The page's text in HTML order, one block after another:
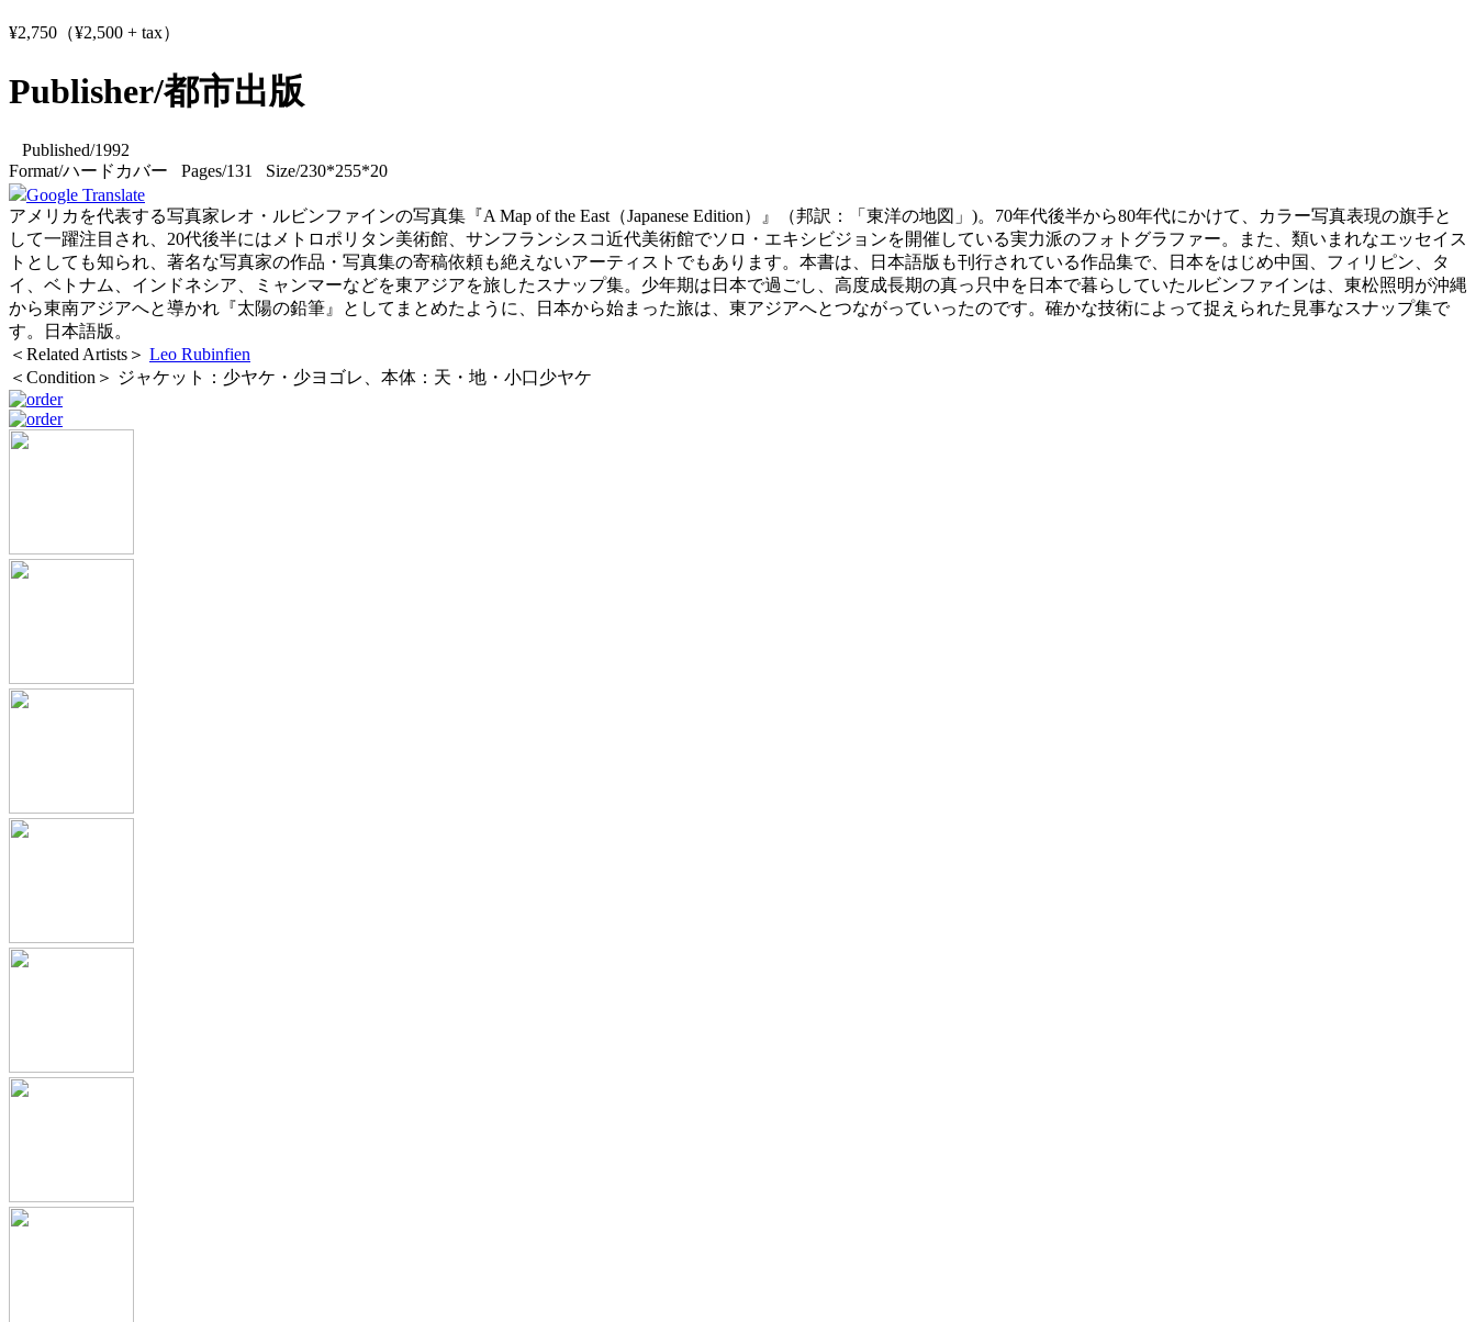
¥2,750（¥2,500 + tax）
Publisher/都市出版
Published/1992
Format/ハードカバー Pages/131 Size/230*255*20
Google Translate
アメリカを代表する写真家レオ・ルビンファインの写真集『A Map of the East（Japanese Edition）』（邦訳：「東洋の地図」)。70年代後半から80年代にかけて、カラー写真表現の旗手と
して一躍注目され、20代後半にはメトロポリタン美術館、サンフランシスコ近代美術館でソロ・エキシビジョンを開催している実力派のフォトグラファー。また、類いまれなエッセイス
トとしても知られ、著名な写真家の作品・写真集の寄稿依頼も絶えないアーティストでもあります。本書は、日本語版も刊行されている作品集で、日本をはじめ中国、フィリピン、タ
イ、ベトナム、インドネシア、ミャンマーなどを東アジアを旅したスナップ集。少年期は日本で過ごし、高度成長期の真っ只中を日本で暮らしていたルビンファインは、東松照明が沖縄
から東南アジアへと導かれ『太陽の鉛筆』としてまとめたように、日本から始まった旅は、東アジアへとつながっていったのです。確かな技術によって捉えられた見事なスナップ集で
す。日本語版。
＜Related Artists＞ Leo Rubinfien
＜Condition＞ ジャケット：少ヤケ・少ヨゴレ、本体：天・地・小口少ヤケ